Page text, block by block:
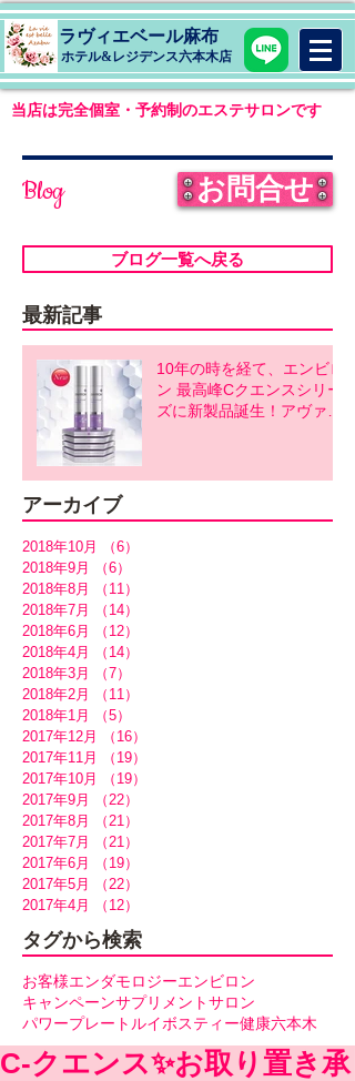
ラヴィエベール麻布
​ホテル&レジデンス六本木店
当店は完全個室・予約制のエステサロンです
Blog お問合せ
ブログ一覧へ戻る
最新記事
10年の時を経て、エンビロ
ン 最高峰Cクエンスシリー
ズに新製品誕生！アヴァン
アーカイブ
2018年10月 （6）
2018年9月
（6）
2018年8月
（11）
2018年7月
（14）
2018年6月
（12）
2018年4月
（14）
2018年3月
（7）
2018年2月
（11）
2018年1月
（5）
2017年12月
（16）
2017年11月
（19）
2017年10月
（19）
2017年9月
（22）
2017年8月
（21）
2017年7月
（21）
2017年6月
（19）
2017年5月
（22）
2017年4月
（12）
タグから検索
お客様エンダモロジーエンビロン
キャンペーンサプリメントサロン
パワープレート ルイボスティー健康六本木
C-クエンス✨お取り置き承